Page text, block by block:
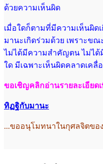
ด้วยความเห็นผิด
เมื่อใดก็ตามที่มีความเห็นผิด
มานะเกิดร่วมด้วย เพราะข
ไม่ได้มีความสำคัญตน ไม่ได้
ใด มีเฉพาะเห็นผิดคลาดเคลื่
ขอเชิญคลิกอ่านรายละเอียด
ทิฏฐิกับมานะ
...ขออนุโมทนาในกุศลจิตขอ